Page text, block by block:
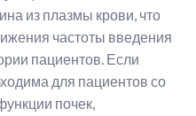
из плазмы крови, что
частоты введения
пациентов. Если
для пациентов со
почек,